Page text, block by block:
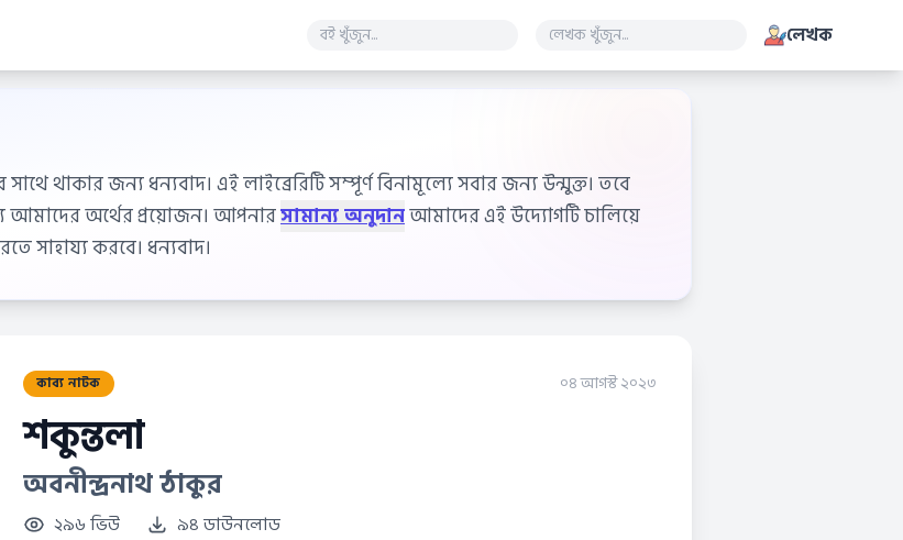
লেখক
থাকার জন্য ধন্যবাদ। এই লাইব্রেরিটি সম্পূর্ণ বিনামূল্যে সবার জন্য উন্মুক্ত। তবে
আমাদের অর্থের প্রয়োজন। আপনার
সামান্য অনুদানআমাদের এই উদ্যোগটি চালিয়ে
সাহায্য করবে। ধন্যবাদ।
কাব্য নাটক ০৪ আগস্ট ২০২৩
শকুন্তলা
অবনীন্দ্রনাথ ঠাকুর
২৯৬ ভিউ ৯৪ ডাউনলোড